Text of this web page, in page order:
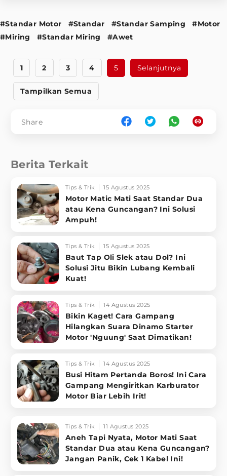
#Standar Motor #Standar #Standar Samping
#Motor
#Miring
#Standar Miring #Awet
1 2 3 4 5 Selanjutnya
Tampilkan Semua
Share
Berita Terkait
Tips & Trik 15 Agustus 2025
Motor Matic Mati Saat Standar Dua
atau Kena Guncangan? Ini Solusi
Ampuh!
Tips & Trik 15 Agustus 2025
Baut Tap Oli Slek atau Dol? Ini
Solusi Jitu Bikin Lubang Kembali
Kuat!
Tips & Trik 14 Agustus 2025
Bikin Kaget! Cara Gampang
Hilangkan Suara Dinamo Starter
Motor 'Nguung' Saat Dimatikan!
Tips & Trik 14 Agustus 2025
Busi Hitam Pertanda Boros! Ini Cara
Gampang Mengiritkan Karburator
Motor Biar Lebih Irit!
Tips & Trik 11 Agustus 2025
Aneh Tapi Nyata, Motor Mati Saat
Standar Dua atau Kena Guncangan?
Jangan Panik, Cek 1 Kabel Ini!